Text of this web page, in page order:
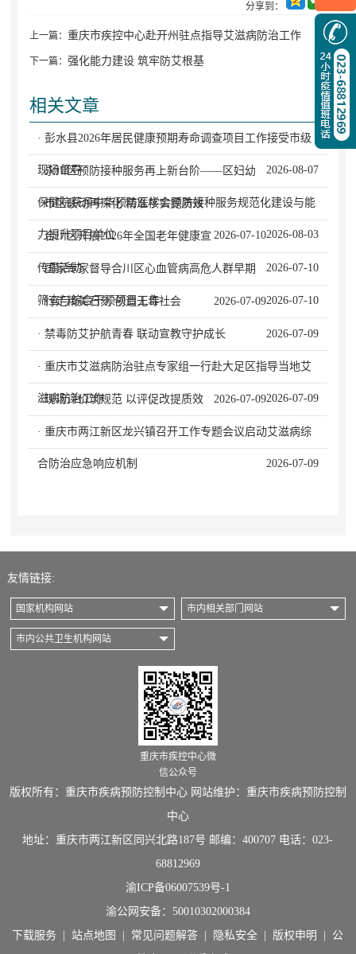
分享到：
上一篇： 重庆市疾控中心赴开州驻点指导艾滋病防治工作
下一篇： 强化能力建设 筑牢防艾根基
相关文章
· 彭水县2026年居民健康预期寿命调查项目工作接受市级
现场督导 2026-08-07
· 永川区预防接种服务再上新台阶——区妇幼
保健院获评中华预防医学会预防接种服务规范化建设与能
力提升项目单位 2026-08-03
· 市区联动再深化 精准核实提质效
2026-07-10
· 合川区开展2026年全国老年健康宣
传周活动 2026-07-10
· 国家专家督导合川区心血管病高危人群早期
筛查与综合干预项目工作 2026-07-10
· 行走精美石刻 创造无毒社会 2026-07-09
· 禁毒防艾护航青春 联动宣教守护成长 2026-07-09
· 重庆市艾滋病防治驻点专家组一行赴大足区指导当地艾
滋病防治工作 2026-07-09
· 现场评价筑规范 以评促改提质效 2026-07-09
· 重庆市两江新区龙兴镇召开工作专题会议启动艾滋病综
合防治应急响应机制 2026-07-09
友情链接:
国家机构网站 市内相关部门网站
市内公共卫生机构网站
重庆市疾控中心微
信公众号
版权所有：重庆市疾病预防控制中心 网站维护：重庆市疾病预防控制
中心
地址：重庆市两江新区同兴北路187号 邮编：400707 电话：023-
68812969
渝ICP备06007539号-1
渝公网安备： 50010302000384
下载服务 |站点地图 常见问题解答 隐私安全 版权申明
公